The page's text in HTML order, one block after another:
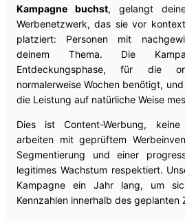
Kampagne buchst, gelangt
Werbenetzwerk, das sie vor
platziert: Personen mit
deinem Thema. Die
Entdeckungsphase, für die
normalerweise Wochen benötigt,
die Leistung auf natürliche Weise
Dies ist Content-Werbung, keine
arbeiten mit geprüftem
Segmentierung und einer
legitimes Wachstum respektiert.
Kampagne ein Jahr lang, um
Kennzahlen innerhalb des geplanten